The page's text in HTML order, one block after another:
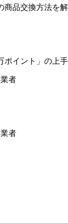
商品交換方法を解
ポイント」の上
者
者